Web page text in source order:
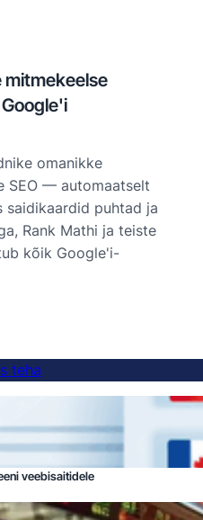
mitmekeelse
omanikke
SEO — automaatselt
saidikaardid puhtad ja
Rank Mathi ja teiste
kõik Google'i-
teha
veebisaitidele